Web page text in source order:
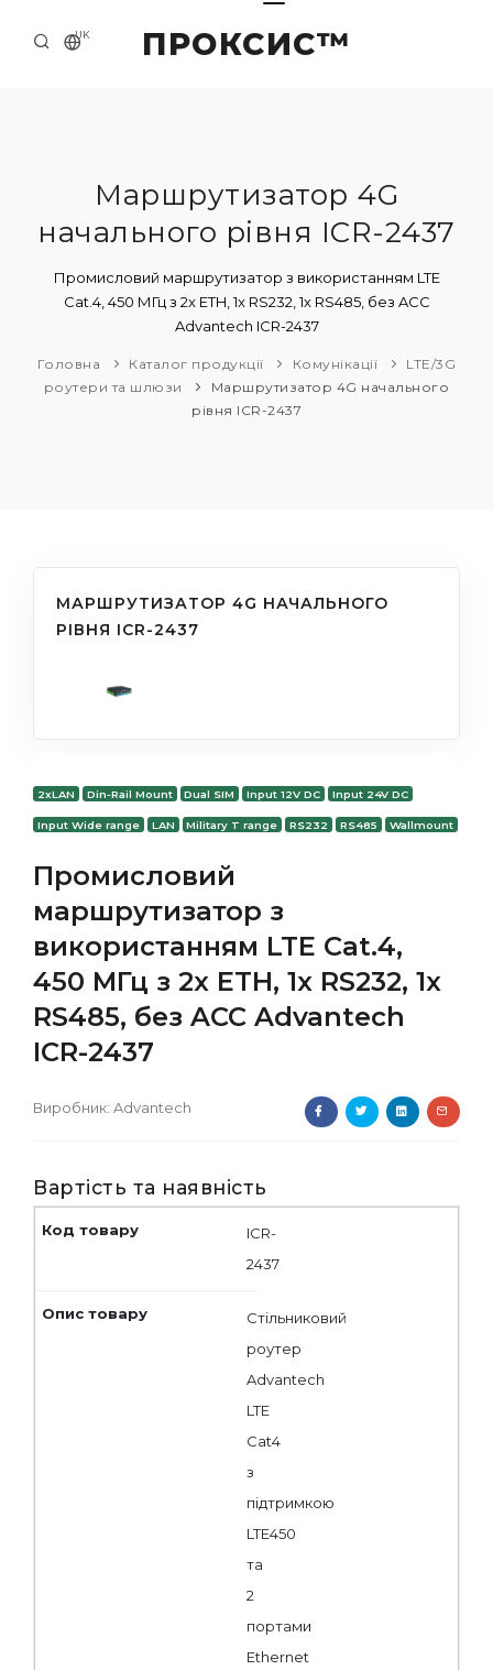
ПРОКСИС™
UK
ПРО НАС
ПРИКЛАДИ ТА РІШЕННЯ
КАТАЛОГ ПРОДУКЦІЇ
Маршрутизатор 4G
начального рівня ICR-2437
Промисловий маршрутизатор з використанням LTE
Cat.4, 450 МГц з 2x ETH, 1x RS232, 1x RS485, без ACC
Advantech ICR-2437
Головна Каталог продукції Комунікації
LTE/3G
роутери та шлюзи
Маршрутизатор 4G начального
рівня ICR-2437
МАРШРУТИЗАТОР 4G НАЧАЛЬНОГО
РІВНЯ ICR-2437
2xLAN Din-Rail Mount Dual SIM Input 12V DC Input 24V DC
Input Wide range LAN Military T range RS232 RS485 Wallmount
Промисловий
маршрутизатор з
використанням LTE Cat.4,
450 МГц з 2x ETH, 1x RS232, 1x
RS485, без ACC Advantech
ICR-2437
Виробник: Advantech
Вартість та наявність
ICR-
2437
Стільниковий
роутер
Advantech
LTE
Cat4
з
підтримкою
LTE450
та
2
портами
Ethernet